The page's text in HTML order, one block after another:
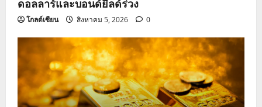
ดอลลาร์และบอนด์ยีลด์ร่วง
โกลด์เซียน สิงหาคม 5, 2026 0